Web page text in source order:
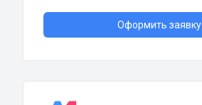
Оформить заявку